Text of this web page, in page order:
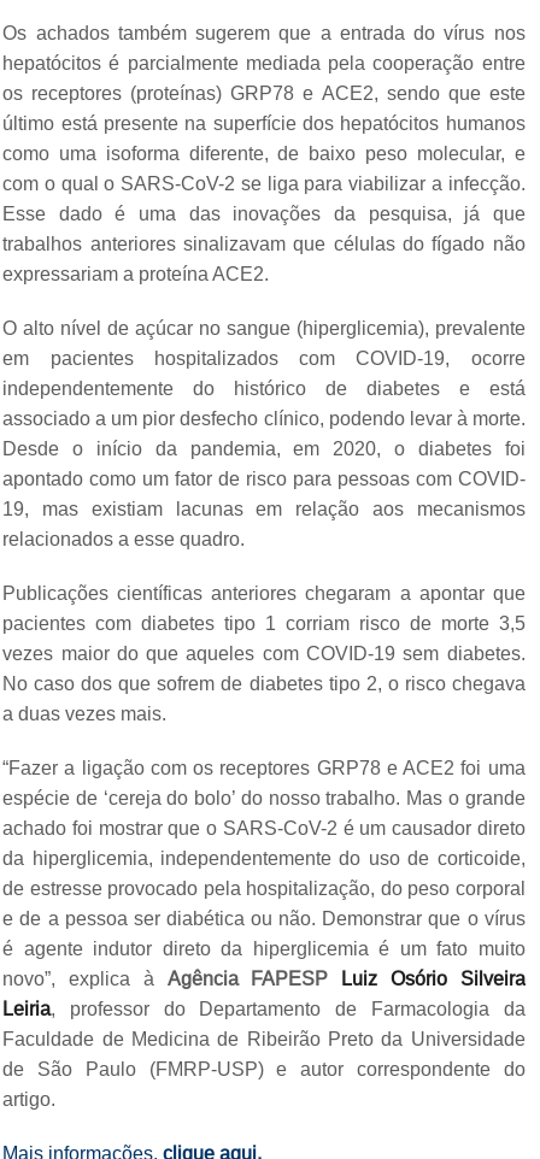
Os achados também sugerem que a entrada do vírus nos
hepatócitos é parcialmente mediada pela cooperação entre
os receptores (proteínas) GRP78 e ACE2, sendo que este
último está presente na superfície dos hepatócitos humanos
como uma isoforma diferente, de baixo peso molecular, e
com o qual o SARS-CoV-2 se liga para viabilizar a infecção.
Esse dado é uma das inovações da pesquisa, já que
trabalhos anteriores sinalizavam que células do fígado não
expressariam a proteína ACE2.
O alto nível de açúcar no sangue (hiperglicemia), prevalente
em pacientes hospitalizados com COVID-19, ocorre
independentemente do histórico de diabetes e está
associado a um pior desfecho clínico, podendo levar à morte.
Desde o início da pandemia, em 2020, o diabetes foi
apontado como um fator de risco para pessoas com COVID-
19, mas existiam lacunas em relação aos mecanismos
relacionados a esse quadro.
Publicações científicas anteriores chegaram a apontar que
pacientes com diabetes tipo 1 corriam risco de morte 3,5
vezes maior do que aqueles com COVID-19 sem diabetes.
No caso dos que sofrem de diabetes tipo 2, o risco chegava
a duas vezes mais.
“Fazer a ligação com os receptores GRP78 e ACE2 foi uma
espécie de ‘cereja do bolo’ do nosso trabalho. Mas o grande
achado foi mostrar que o SARS-CoV-2 é um causador direto
da hiperglicemia, independentemente do uso de corticoide,
de estresse provocado pela hospitalização, do peso corporal
e de a pessoa ser diabética ou não. Demonstrar que o vírus
é agente indutor direto da hiperglicemia é um fato muito
novo”, explica à Agência FAPESP
Luiz Osório Silveira
Leiria, professor do Departamento de Farmacologia da
Faculdade de Medicina de Ribeirão Preto da Universidade
de São Paulo (FMRP-USP) e autor correspondente do
artigo.
Mais informações, clique aqui.